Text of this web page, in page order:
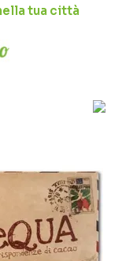
tua città